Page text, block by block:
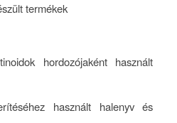
termékek
hordozójaként használt
használt halenyv és